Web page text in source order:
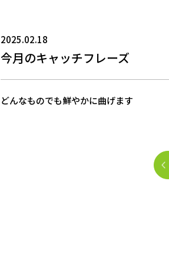
2025.02.18
今月のキャッチフレーズ
どんなものでも鮮やかに曲げます